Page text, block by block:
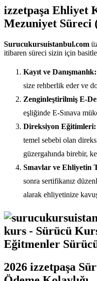
izzetpaşa Ehliyet
Mezuniyet Süreci
Surucukursuistanbul.com
itibaren süreci sizin için
Kayıt ve Danışmanlık:
size rehberlik eder ve
Zenginleştirilmiş E-
eşliğinde E-Sınava
Direksiyon Eğitimleri:
temel sebebi olan
güzergahında birebir,
Sınavlar ve Ehliyetin
sonra sertifikanız
alarak ehliyetinize
2026 izzetpaşa